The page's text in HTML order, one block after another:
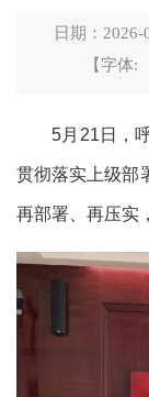
日期： 2026-
【字体:
5月21日，呼
贯彻落实上级部
再部署、再压实